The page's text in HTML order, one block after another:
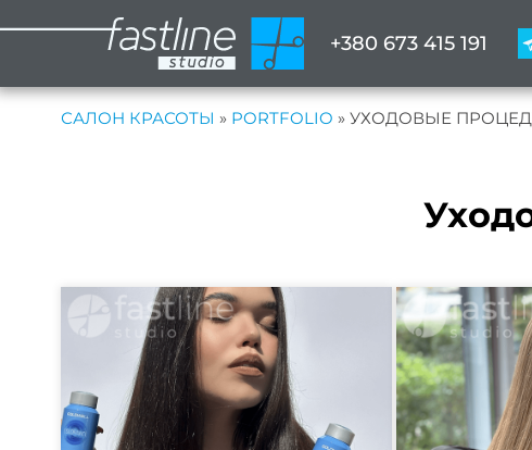
+380 673 415 191
САЛОН КРАСОТЫ » PORTFOLIO » УХОДОВЫЕ